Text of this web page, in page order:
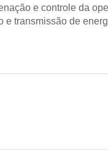
e controle da
e transmissão de